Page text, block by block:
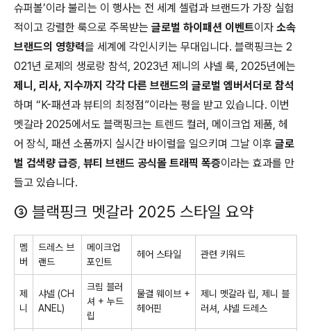
슈퍼볼’이라 불리는 이 행사는 전 세계 셀럽과 브랜드가 가장 실험
적이고 강렬한 룩으로 주목받는 글로벌 하이패션 이벤트이자 소속
브랜드의 영향력을 세계에 각인시키는 무대입니다. 블랙핑크는 2
021년 로제의 생로랑 참석, 2023년 제니의 샤넬 룩, 2025년에는
제니, 리사, 지수까지 각각 다른 브랜드의 글로벌 엠버서더로 참석
하며 “K-패션과 뷰티의 최정점”이라는 평을 받고 있습니다. 이번
멧갈라 2025에서도 블랙핑크는 트렌드 컬러, 메이크업 제품, 헤
어 장식, 패션 소품까지 실시간 바이럴을 일으키며 그날 이후 글로
벌 검색량 급증, 뷰티 브랜드 공식몰 트래픽 폭증이라는 효과를 만
들고 있습니다.
③ 블랙핑크 멧갈라 2025 스타일 요약
멤
버
드레스 브
랜드
메이크업
포인트
헤어 스타일 관련 키워드
제
니
샤넬 (CH
ANEL)
크림 블러
셔 + 누드
립
물결 웨이브 +
헤어핀
제니 멧갈라 립, 제니 블
러셔, 샤넬 드레스